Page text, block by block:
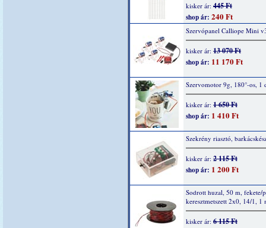
kisker ár: 445 Ft
shop ár: 240 Ft
Szervópanel Calliope Mini
kisker ár: 13 070 Ft
shop ár: 11 170 Ft
Szervomotor 9g, 180°-os, 1
kisker ár: 1 650 Ft
shop ár: 1 410 Ft
Szekrény riasztó,
kisker ár: 2 115 Ft
shop ár: 1 200 Ft
Sodrott huzal, 50 m, fekete/
keresztmetszett 2x0, 14/1, 1
kisker ár: 6 115 Ft